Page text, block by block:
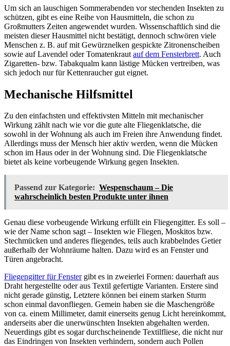
Um sich an lauschigen Sommerabenden vor stechenden Insekten zu
schützen, gibt es eine Reihe von Hausmitteln, die schon zu
Großmutters Zeiten angewendet wurden. Wissenschaftlich sind die
meisten dieser Hausmittel nicht bestätigt, dennoch schwören viele
Menschen z. B. auf mit Gewürznelken gespickte Zitronenscheiben
sowie auf Lavendel oder Tomatenkraut auf dem Fensterbrett. Auch
Zigaretten- bzw. Tabakqualm kann lästige Mücken vertreiben, was
sich jedoch nur für Kettenraucher gut eignet.
Mechanische Hilfsmittel
Zu den einfachsten und effektivsten Mitteln mit mechanischer
Wirkung zählt nach wie vor die gute alte Fliegenklatsche, die
sowohl in der Wohnung als auch im Freien ihre Anwendung findet.
Allerdings muss der Mensch hier aktiv werden, wenn die Mücken
schon im Haus oder in der Wohnung sind. Die Fliegenklatsche
bietet als keine vorbeugende Wirkung gegen Insekten.
Passend zur Kategorie: Wespenschaum – Die
wahrscheinlich besten Produkte unter ihnen
Genau diese vorbeugende Wirkung erfüllt ein Fliegengitter. Es soll –
wie der Name schon sagt – Insekten wie Fliegen, Moskitos bzw.
Stechmücken und anderes fliegendes, teils auch krabbelndes Getier
außerhalb der Wohnräume halten. Dazu wird es an Fenster und
Türen angebracht.
Fliegengitter für Fenstergibt es in zweierlei Formen: dauerhaft aus
Draht hergestellte oder aus Textil gefertigte Varianten. Erstere sind
nicht gerade günstig, Letztere können bei einem starken Sturm
schon einmal davonfliegen. Gemein haben sie die Maschengröße
von ca. einem Millimeter, damit einerseits genug Licht hereinkommt,
anderseits aber die unerwünschten Insekten abgehalten werden.
Neuerdings gibt es sogar durchscheinende Textilfliese, die nicht nur
das Eindringen von Insekten verhindern, sondern auch Pollen